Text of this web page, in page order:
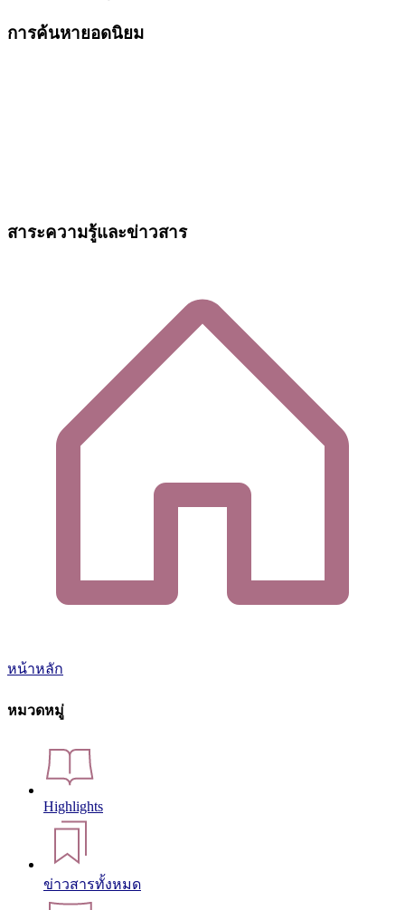
การค้นหายอดนิยม
สาระความรู้และข่าวสาร
หน้าหลัก
หมวดหมู่
Highlights
ข่าวสารทั้งหมด